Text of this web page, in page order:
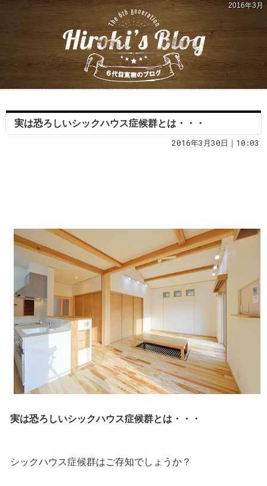
2016年3月
実は恐ろしいシックハウス症候群とは・・・
2016年3月30日｜10:03
実は恐ろしいシックハウス症候群とは・・・
シックハウス症候群はご存知でしょうか？